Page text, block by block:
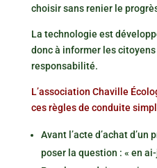
choisir sans renier le
La technologie est
donc à informer les
responsabilité.
L’association Chaville
ces règles de conduite
Avant l’acte d’achat
poser la question : « en